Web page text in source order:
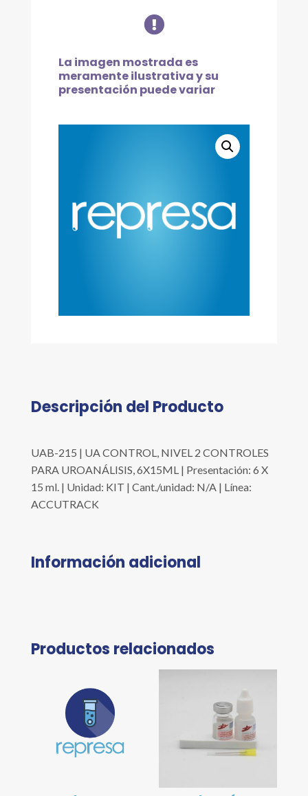

La imagen mostrada es
meramente ilustrativa y su
presentación puede variar
Descripción del Producto
UAB-215 | UA CONTROL, NIVEL 2 CONTROLES
PARA UROANÁLISIS, 6X15ML | Presentación: 6 X
15 ml. | Unidad: KIT | Cant./unidad: N/A | Línea:
ACCUTRACK
Información adicional
Productos relacionados